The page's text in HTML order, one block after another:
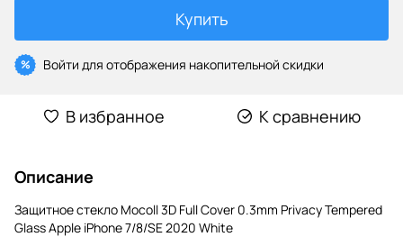
Купить
% Войти для отображения накопительной скидки
В избранное К сравнению
Описание
Защитное стекло Mocoll 3D Full Cover 0.3mm Privacy Tempered
Glass Apple iPhone 7/8/SE 2020 White